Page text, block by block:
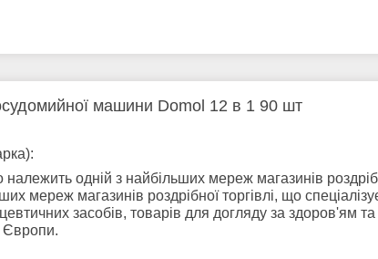
машини Domol 12 в 1 90 шт
одній з найбільших мереж магазинів
мереж магазинів роздрібної торгівлі, що
засобів, товарів для догляду за здоров'ям та
Європи.